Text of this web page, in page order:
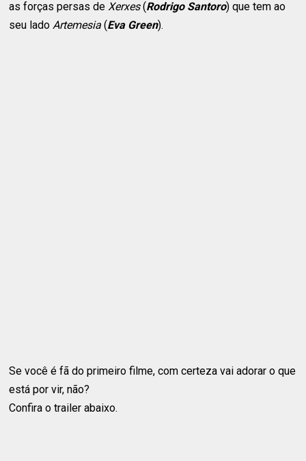
as forças persas deXerxes(Rodrigo Santoro) que tem ao
seu ladoArtemesia (Eva Green).
Se você é fã do primeiro filme, com certeza vai adorar o que
está por vir, não?
Confira o trailer abaixo.